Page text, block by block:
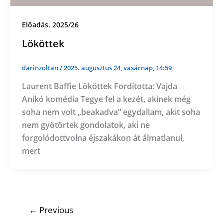
Előadás, 2025/26
Lököttek
darinzoltan/2025. augusztus 24, vasárnap, 14:59
Laurent Baffie Lököttek Fordította: Vajda
Anikó komédia Tegye fel a kezét, akinek még
soha nem volt „beakadva” egydallam, akit soha
nem gyötörtek gondolatok, aki ne
forgolódottvolna éjszakákon át álmatlanul,
mert
← Previous